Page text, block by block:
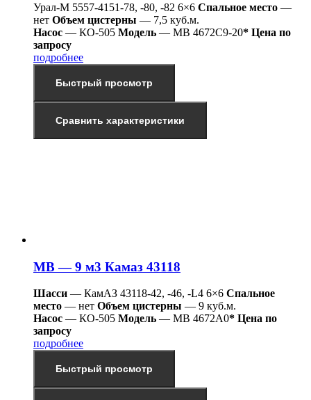
Урал-М 5557-4151-78, -80, -82 6×6 Спальное место —
нет Объем цистерны — 7,5 куб.м.
Насос — КО-505 Модель — МВ 4672С9-20* Цена по
запросу
подробнее
Быстрый просмотр
Сравнить характеристики
МВ — 9 м3 Камаз 43118
Шасси — КамАЗ 43118-42, -46, -L4 6×6 Спальное
место — нет Объем цистерны — 9 куб.м.
Насос — КО-505 Модель — МВ 4672А0* Цена по
запросу
подробнее
Быстрый просмотр